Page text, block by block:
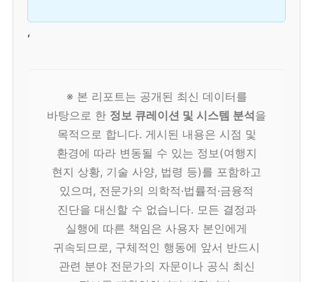
,
※ 본 리포트는 공개된 최신 데이터를
바탕으로 한 정보 큐레이션 및 시스템 분석을
목적으로 합니다. 게시된 내용은 시점 및
환경에 따라 변동될 수 있는 정보(여행지
현지 상황, 기술 사양, 법령 등)를 포함하고
있으며, 전문가의 의학적·법률적·금융적
진단을 대신할 수 없습니다. 모든 결정과
실행에 따른 책임은 사용자 본인에게
귀속되므로, 구체적인 행동에 앞서 반드시
관련 분야 전문가의 자문이나 공식 최신